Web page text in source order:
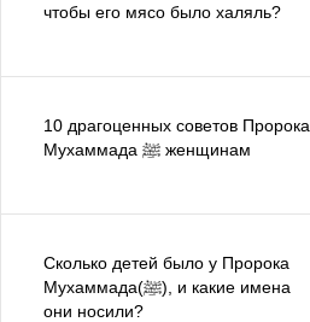
чтобы его мясо было халяль?
10 драгоценных советов Пророка
Мухаммада ﷺ женщинам
Сколько детей было у Пророка
Мухаммада(ﷺ), и какие имена
они носили?